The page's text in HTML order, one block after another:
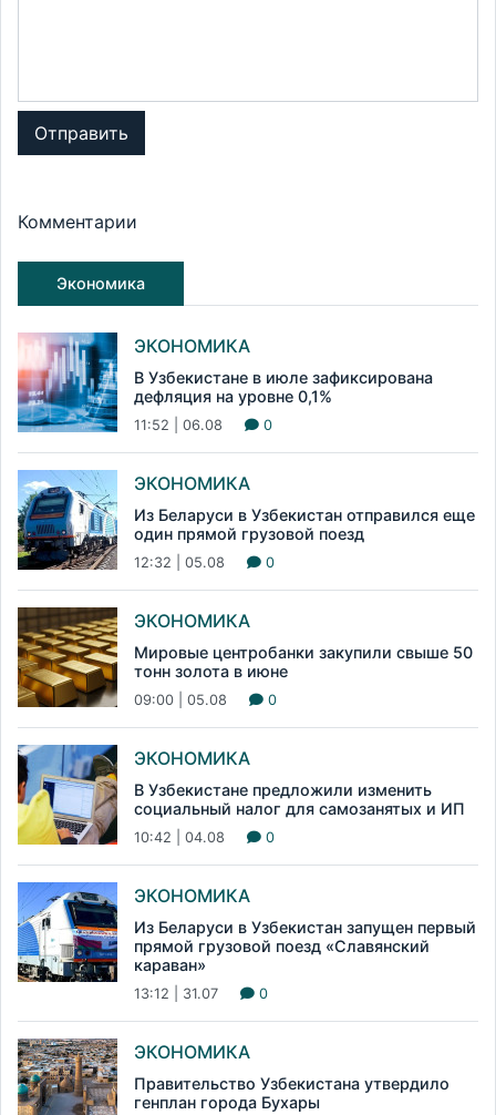
Отправить
Комментарии
Экономика
ЭКОНОМИКА
В Узбекистане в июле зафиксирована
дефляция на уровне 0,1%
11:52 | 06.08 0
ЭКОНОМИКА
Из Беларуси в Узбекистан отправился еще
один прямой грузовой поезд
12:32 | 05.08 0
ЭКОНОМИКА
Мировые центробанки закупили свыше 50
тонн золота в июне
09:00 | 05.08 0
ЭКОНОМИКА
В Узбекистане предложили изменить
социальный налог для самозанятых и ИП
10:42 | 04.08 0
ЭКОНОМИКА
Из Беларуси в Узбекистан запущен первый
прямой грузовой поезд «Славянский
караван»
13:12 | 31.07 0
ЭКОНОМИКА
Правительство Узбекистана утвердило
генплан города Бухары